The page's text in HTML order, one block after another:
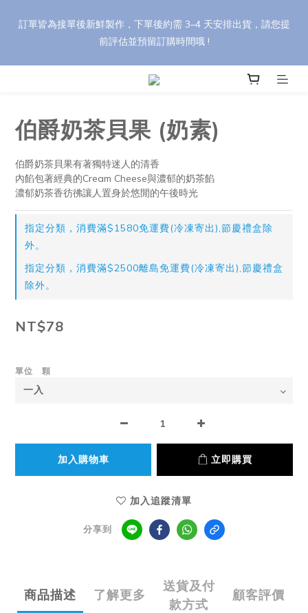
折（刷卡最高優惠）。 輸入折扣碼 【YH88】，依活動辦法享最高
85 折優惠！
訂單皆為接單後新鮮製作，下單後約需 3–4 天安排出貨，請您提
前評估並預留訂購時間哦 !
🎁 【中秋禮盒訂購優惠】 任選 8 盒以上享 95 折，30 盒以上享 9
伯爵奶茶貝果 (奶素)
伯爵奶茶貝果有著獨特迷人的清香
內餡包著經典的Cream Cheese與濃郁的奶茶餡
濃郁奶茶香彷彿讓人置身於悠閒的午後時光
指定分類，消費滿$1580免運費(冷凍寄出),節慶禮盒除
外。
指定分類，消費滿$2500離島免運費(冷凍寄出),節慶禮盒
除外。
NT$78
單位 顆
加入購物車 立即購買
加入追蹤清單
分享到
商品描述 了解更多
送貨及付
款方式
顧客評價